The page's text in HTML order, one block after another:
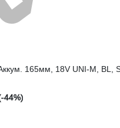
165мм, 18V UNI-M, BL,
44%)